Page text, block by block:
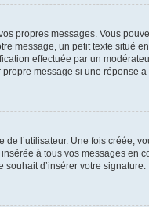
propres messages. Vous
message, un petit texte situé
effectuée par un
message si une réponse a
l’utilisateur. Une fois créée,
à tous vos messages en
d’insérer votre signature.